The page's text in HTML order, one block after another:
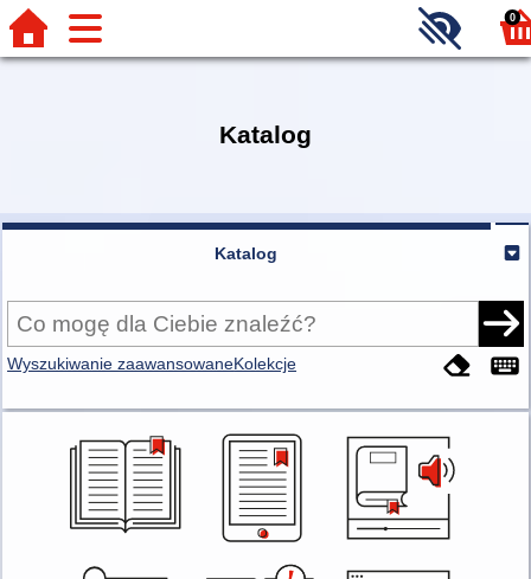
0
Katalog
Katalog
Wyszukiwanie zaawansowaneKolekcje